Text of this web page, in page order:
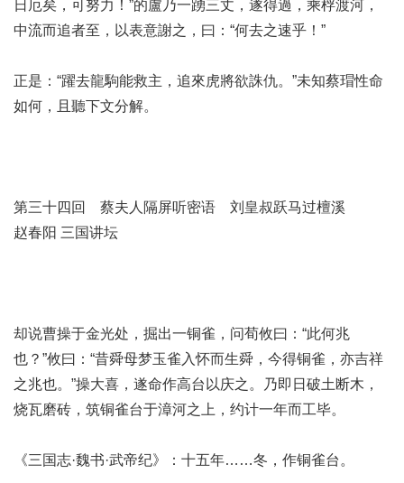
日厄矣，可努力！”的盧乃一踴三丈，遂得過，乘桴渡河，
中流而追者至，以表意謝之，曰：“何去之速乎！”
正是：“躍去龍駒能救主，追來虎將欲誅仇。”未知蔡瑁性命
如何，且聽下文分解。
第三十四回 蔡夫人隔屏听密语 刘皇叔跃马过檀溪
赵春阳 三国讲坛
却说曹操于金光处，掘出一铜雀，问荀攸曰：“此何兆
也？”攸曰：“昔舜母梦玉雀入怀而生舜，今得铜雀，亦吉祥
之兆也。”操大喜，遂命作高台以庆之。乃即日破土断木，
烧瓦磨砖，筑铜雀台于漳河之上，约计一年而工毕。
《三国志·魏书·武帝纪》：十五年……冬，作铜雀台。